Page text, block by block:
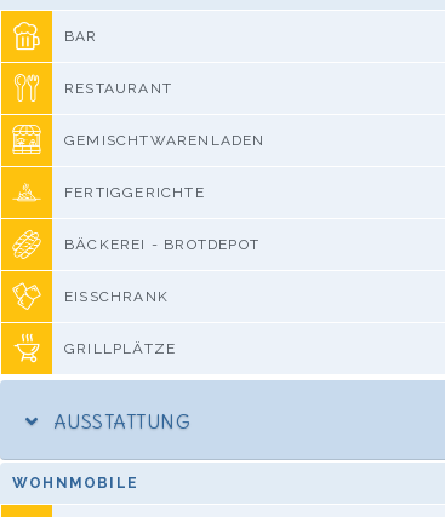
BAR
RESTAURANT
GEMISCHTWARENLADEN
FERTIGGERICHTE
BÄCKEREI - BROTDEPOT
EISSCHRANK
GRILLPLÄTZE
AUSSTATTUNG
WOHNMOBILE